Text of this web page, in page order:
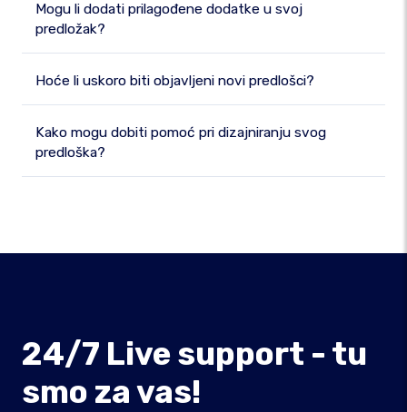
Mogu li dodati prilagođene dodatke u svoj
predložak?
Hoće li uskoro biti objavljeni novi predlošci?
Kako mogu dobiti pomoć pri dizajniranju svog
predloška?
24/7 Live support - tu
smo za vas!